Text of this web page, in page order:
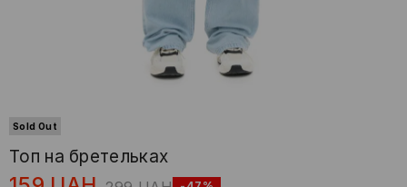
Sold Out
Топ на бретельках